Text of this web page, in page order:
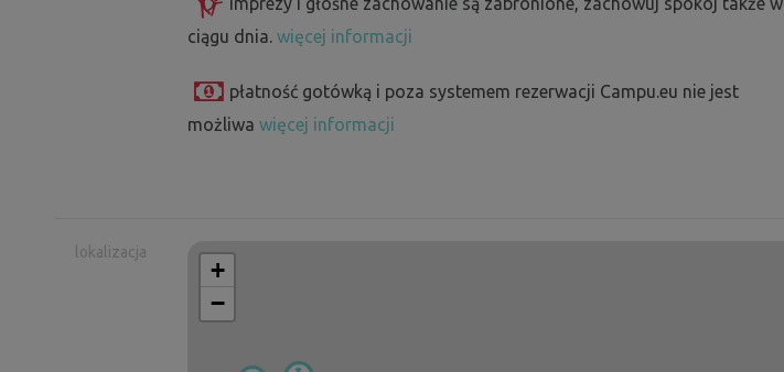
ciągu dnia. więcej informacji
płatność gotówką i poza systemem rezerwacji Campu.eu nie jest
możliwa więcej informacji
lokalizacja
+
−